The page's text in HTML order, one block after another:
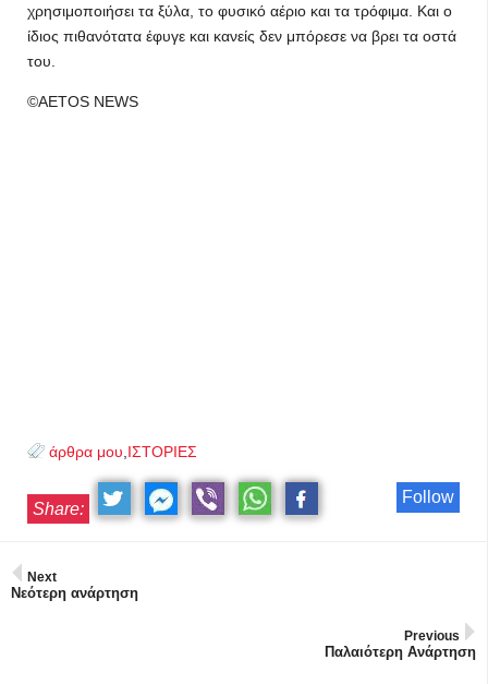
χρησιμοποιήσει τα ξύλα, το φυσικό αέριο και τα τρόφιμα. Και ο
ίδιος πιθανότατα έφυγε και κανείς δεν μπόρεσε να βρει τα οστά
του.
©AETOS NEWS
άρθρα μου ΙΣΤΟΡΙΕΣ
Follow
Share:
Next
Νεότερη ανάρτηση
Previous
Παλαιότερη Ανάρτηση